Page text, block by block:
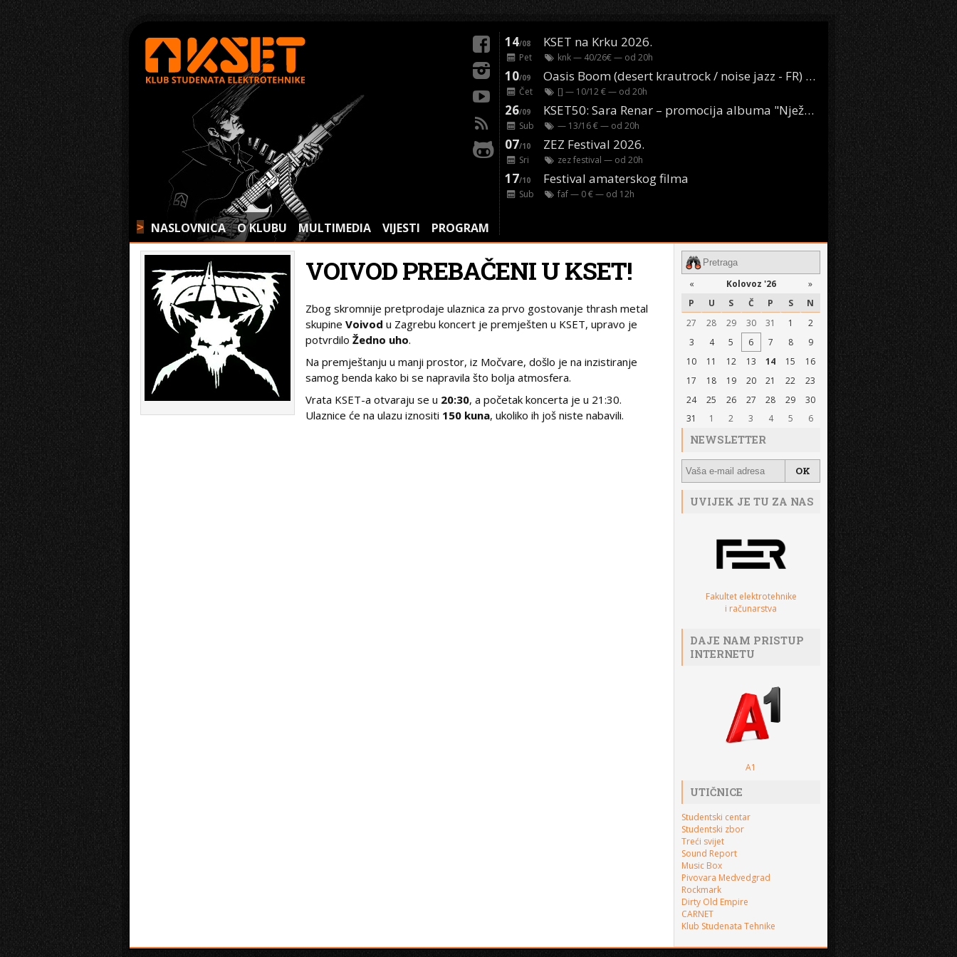
> NASLOVNICA O KLUBU MULTIMEDIA VIJESTI PROGRAM
14/08 KSET na Krku 2026.
Pet knk— 40/26€ — od 20h
10/09 Oasis Boom (desert krautrock / noise jazz - FR) @ KONTEJNER
Čet [] — 10/12 € — od 20h
26/09 KSET50: Sara Renar – promocija albuma "Nježne riječi" @ Močvara
Sub — 13/16 € — od 20h
07/10 ZEZ Festival 2026.
Sri zez festival — od 20h
17/10 Festival amaterskog filma
Sub faf— 0 € — od 12h
VOIVOD PREBAČENI U KSET!
Zbog skromnije pretprodaje ulaznica za prvo gostovanje thrash metal
skupineVoivod u Zagrebu koncert je premješten u KSET, upravo je
potvrdiloŽedno uho.
Na premještanju u manji prostor, iz Močvare, došlo je na inzistiranje
samog benda kako bi se napravila što bolja atmosfera.
Vrata KSET-a otvaraju se u 20:30, a početak koncerta je u 21:30.
Ulaznice će na ulazu iznositi 150 kuna, ukoliko ih još niste nabavili.
« Kolovoz '26
»
P
U S Č P S
N
27
28 29 30 31 1
2
3
4 5 6 7 8
9
10
11 12 13 14 15
16
17
18 19 20 21 22
23
24
25 26 27 28 29
30
31
1 2 3 4 5 6
NEWSLETTER
UVIJEK JE TU ZA NAS
Fakultet elektrotehnike
i računarstva
DAJE NAM PRISTUP
INTERNETU
A1
UTIČNICE
Studentski centar
Studentski zbor
Treći svijet
Sound Report
Music Box
Pivovara Medvedgrad
Rockmark
Dirty Old Empire
CARNET
Klub Studenata Tehnike